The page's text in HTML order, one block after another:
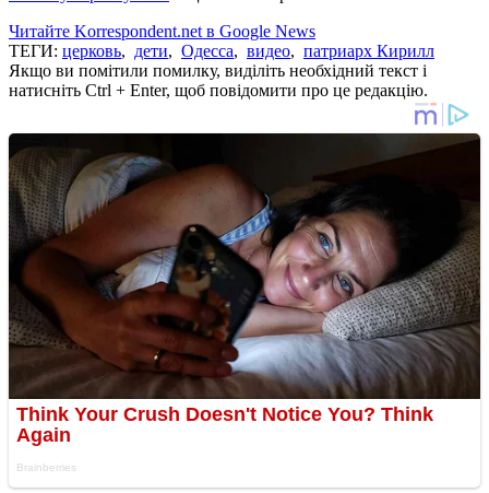
Читайте Korrespondent.net в Google News
ТЕГИ: церковь, дети, Одесса, видео, патриарх Кирилл
Якщо ви помітили помилку, виділіть необхідний текст і
натисніть Ctrl + Enter, щоб повідомити про це редакцію.